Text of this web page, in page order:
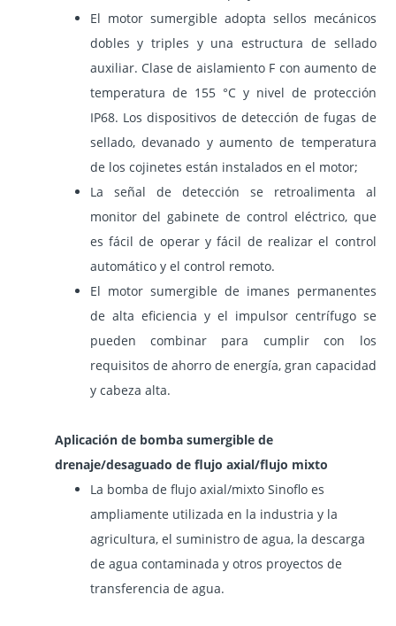
El motor sumergible adopta sellos mecánicos
dobles y triples y una estructura de sellado
auxiliar. Clase de aislamiento F con aumento de
temperatura de 155 °C y nivel de protección
IP68. Los dispositivos de detección de fugas de
sellado, devanado y aumento de temperatura
de los cojinetes están instalados en el motor;
La señal de detección se retroalimenta al
monitor del gabinete de control eléctrico, que
es fácil de operar y fácil de realizar el control
automático y el control remoto.
El motor sumergible de imanes permanentes
de alta eficiencia y el impulsor centrífugo se
pueden combinar para cumplir con los
requisitos de ahorro de energía, gran capacidad
y cabeza alta.
Aplicación de bomba sumergible de
drenaje/desaguado de flujo axial/flujo mixto
La bomba de flujo axial/mixto Sinoflo es
ampliamente utilizada en la industria y la
agricultura, el suministro de agua, la descarga
de agua contaminada y otros proyectos de
transferencia de agua.